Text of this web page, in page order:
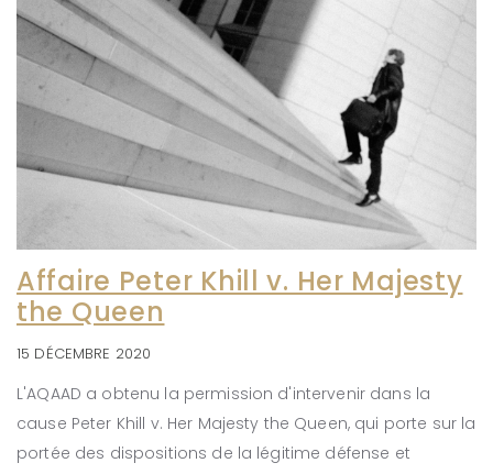
Affaire Peter Khill v. Her Majesty
the Queen
15 DÉCEMBRE 2020
L'AQAAD a obtenu la permission d'intervenir dans la
cause Peter Khill v. Her Majesty the Queen, qui porte sur la
portée des dispositions de la légitime défense et